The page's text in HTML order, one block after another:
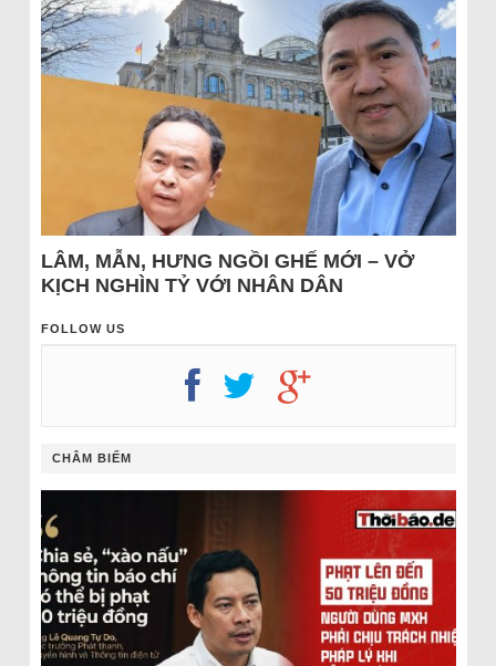
LÂM, MẪN, HƯNG NGỒI GHẾ MỚI – VỞ
KỊCH NGHÌN TỶ VỚI NHÂN DÂN
FOLLOW US
CHÂM BIẾM